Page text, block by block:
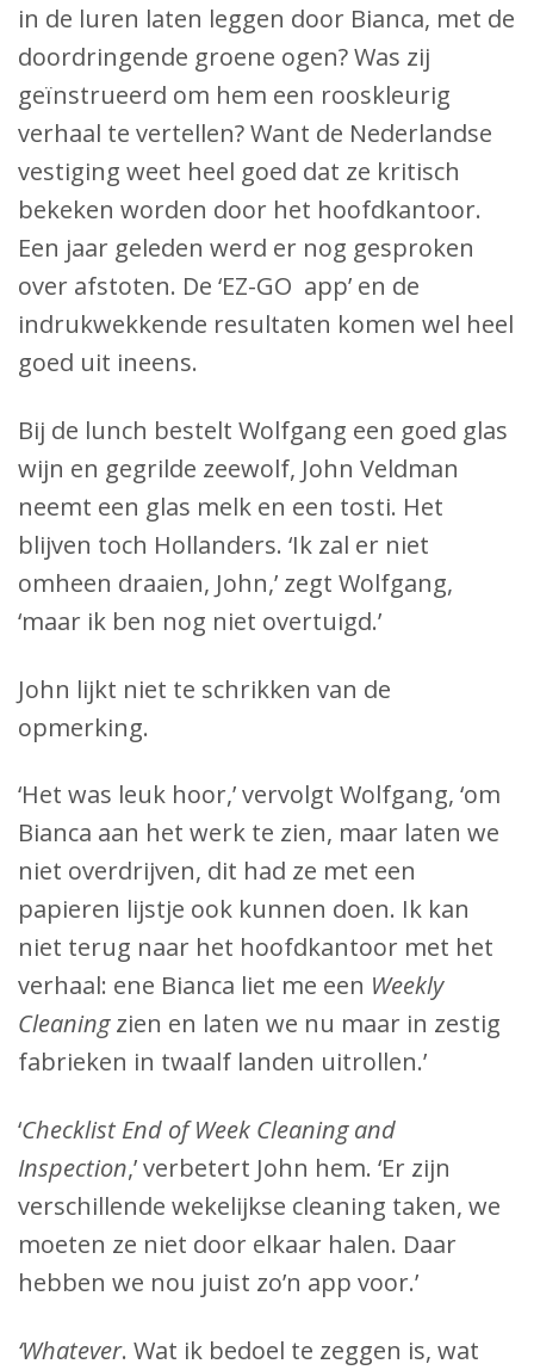
in de luren laten leggen door Bianca, met de
doordringende groene ogen? Was zij
geïnstrueerd om hem een rooskleurig
verhaal te vertellen? Want de Nederlandse
vestiging weet heel goed dat ze kritisch
bekeken worden door het hoofdkantoor.
Een jaar geleden werd er nog gesproken
over afstoten. De ‘EZ-GO app’ en de
indrukwekkende resultaten komen wel heel
goed uit ineens.
Bij de lunch bestelt Wolfgang een goed glas
wijn en gegrilde zeewolf, John Veldman
neemt een glas melk en een tosti. Het
blijven toch Hollanders. ‘Ik zal er niet
omheen draaien, John,’ zegt Wolfgang,
‘maar ik ben nog niet overtuigd.’
John lijkt niet te schrikken van de
opmerking.
‘Het was leuk hoor,’ vervolgt Wolfgang, ‘om
Bianca aan het werk te zien, maar laten we
niet overdrijven, dit had ze met een
papieren lijstje ook kunnen doen. Ik kan
niet terug naar het hoofdkantoor met het
verhaal: ene Bianca liet me een Weekly
Cleaningzien en laten we nu maar in zestig
fabrieken in twaalf landen uitrollen.’
‘Checklist End of Week Cleaning and
Inspection,’ verbetert John hem. ‘Er zijn
verschillende wekelijkse cleaning taken, we
moeten ze niet door elkaar halen. Daar
hebben we nou juist zo’n app voor.’
‘Whatever. Wat ik bedoel te zeggen is, wat